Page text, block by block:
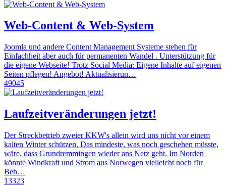
Web-Content & Web-System
Joomla und andere Content Management Systeme stehen für
Einfachheit aber auch für permanenten Wandel . Unterstützung für
die eigene Webseite! Trotz Social Media: Eigene Inhalte auf eigenen
Seiten pflegen! Angebot! Aktualisierun…
49045
Laufzeitveränderungen jetzt!
Der Streckbetrieb zweier KKW's allein wird uns nicht vor einem
kalten Winter schützen. Das mindeste, was noch geschehen müsste,
wäre, dass Grundremmingen wieder ans Netz geht. Im Norden
könnte Windkraft und Strom aus Norwegen vielleicht noch für
Beh…
13323